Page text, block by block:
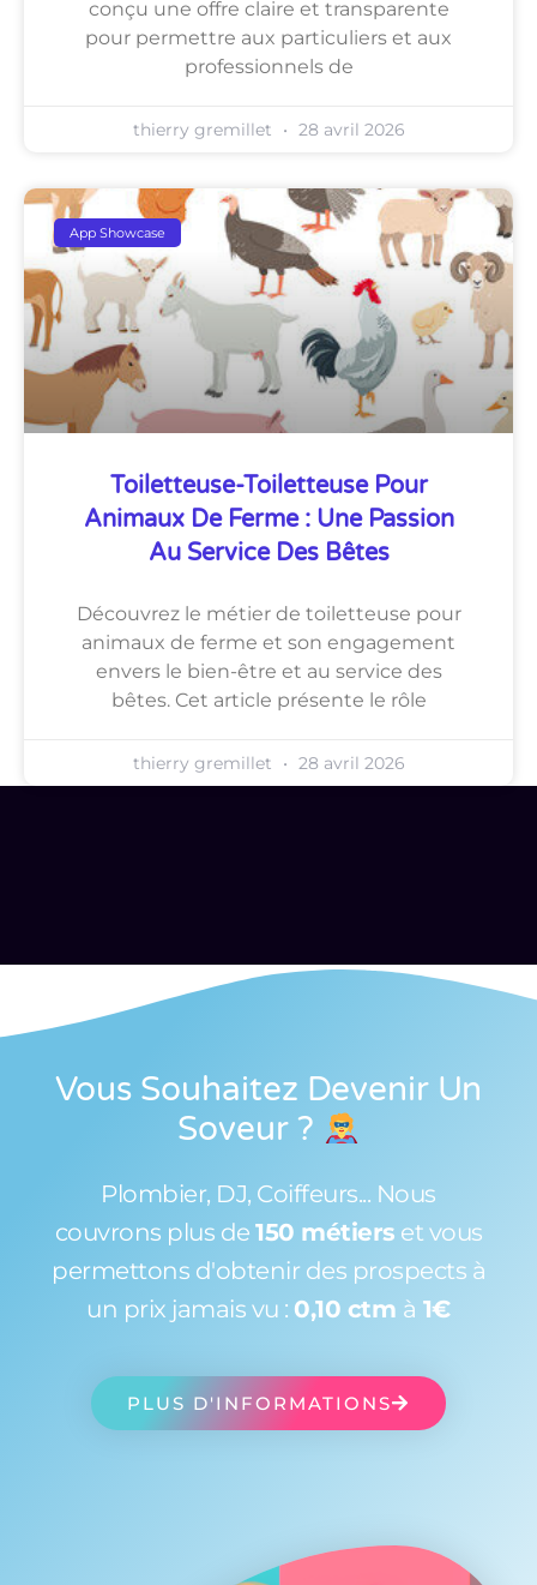
conçu une offre claire et transparente
pour permettre aux particuliers et aux
professionnels de
thierry gremillet 28 avril 2026
App Showcase
Toiletteuse-Toiletteuse Pour
Animaux De Ferme : Une Passion
Au Service Des Bêtes
Découvrez le métier de toiletteuse pour
animaux de ferme et son engagement
envers le bien-être et au service des
bêtes. Cet article présente le rôle
thierry gremillet 28 avril 2026
Vous Souhaitez Devenir Un
Soveur ?
Plombier, DJ, Coiffeurs... Nous
couvrons plus de 150 métiers et vous
permettons d'obtenir des prospects à
un prix jamais vu : 0,10 ctm à 1€
PLUS D'INFORMATIONS